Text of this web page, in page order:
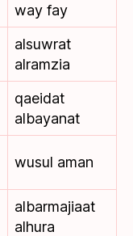
way fay
alsuwrat
alramzia
qaeidat
albayanat
wusul aman
albarmajiaat
alhura